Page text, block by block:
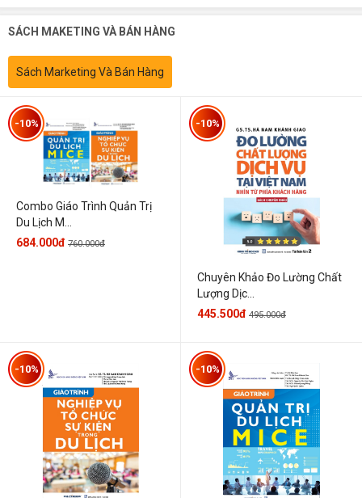
SÁCH MAKETING VÀ BÁN HÀNG
Sách Marketing Và Bán Hàng
Combo Giáo Trình Quản Trị
Du Lịch M...
-10%
684.000đ 760.000đ
Chuyên Khảo Đo Lường Chất
Lượng Dịc...
-10%
445.500đ 495.000đ
-10% -10%